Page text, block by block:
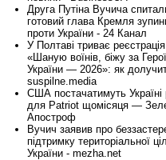
Друга Путіна Вучича
готовий глава Кремля
проти України - 24 Канал
У Полтаві триває реєстрація
«Шаную воїнів, біжу за
України — 2026»: як
suspilne.media
США постачатимуть Україні
для Patriot щомісяця —
Апостроф
Вучич заявив про
підтримку територіальної
України - mezha.net